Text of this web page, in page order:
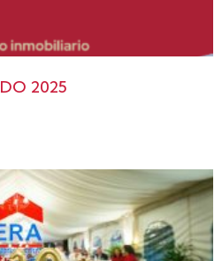
2025